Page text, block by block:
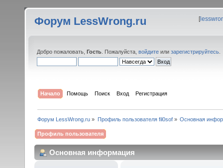
Форум LessWrong.ru [
Добро пожаловать, Гость . Пожалуйста, войдите или зарегистрируйтесь
Начало Помощь Поиск Вход Регистрация
Форум LessWrong.ru » Профиль пользователя fil0sof» Основная
Профиль пользователя
Основная информация